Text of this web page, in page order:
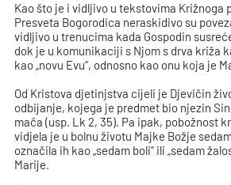
Kao što je i vidljivo u tekstovima Križnoga
Presveta Bogorodica neraskidivo su
vidljivo u trenucima kada Gospodin
dok je u komunikaciji s Njom s drva križa
kao „novu Evu“, odnosno kao onu koja je
Od Kristova djetinjstva cijeli je Djevičin
odbijanje, kojega je predmet bio njezin
mača (usp. Lk 2, 35). Pa ipak, pobožnost
vidjela je u bolnu životu Majke Božje
označila ih kao „sedam boli“ ili „sedam
Marije.